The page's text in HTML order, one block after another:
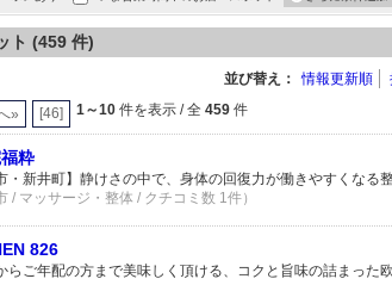
ト (459 件)
並び替え： 情報更新順
» [46] 1～10 件を表示 / 全 459 件
粋
・新井町】静けさの中で、身体の回復力が働きやすくなる整
/ マッサージ・整体 / クチコミ数 1件）
826
らご年配の方まで美味しく頂ける、コクと旨味の詰まった